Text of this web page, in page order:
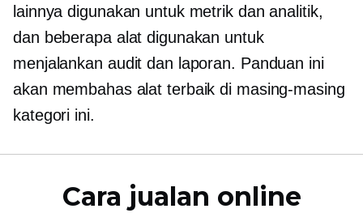
lainnya digunakan untuk metrik dan analitik,
dan beberapa alat digunakan untuk
menjalankan audit dan laporan. Panduan ini
akan membahas alat terbaik di masing-masing
kategori ini.
Cara jualan online